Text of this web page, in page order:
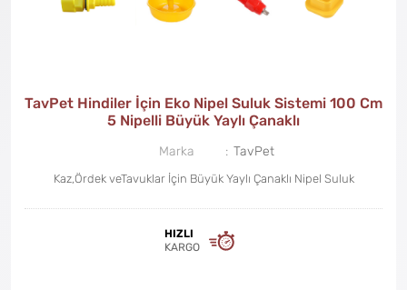
TavPet Hindiler İçin Eko Nipel Suluk Sistemi 100 Cm
5 Nipelli Büyük Yaylı Çanaklı
Marka TavPet
Kaz,Ördek veTavuklar İçin Büyük Yaylı Çanaklı Nipel Suluk
HIZLI
KARGO